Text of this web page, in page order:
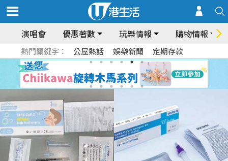
演唱會 優惠著數 玩樂情報 購物情報
熱門關鍵字： 公屋熱話 娛樂新聞 定期存款